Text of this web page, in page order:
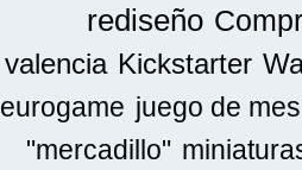
rediseño
valencia Kickstarter
eurogame juego de
"mercadillo"